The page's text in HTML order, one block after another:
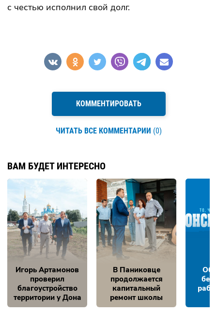
с честью исполнил свой долг.
КОММЕНТИРОВАТЬ
ЧИТАТЬ ВСЕ КОММЕНТАРИИ (0)
ВАМ БУДЕТ ИНТЕРЕСНО
Игорь Артамонов
проверил
благоустройство
территории у Дона
В Паниковце
продолжается
капитальный
ремонт школы